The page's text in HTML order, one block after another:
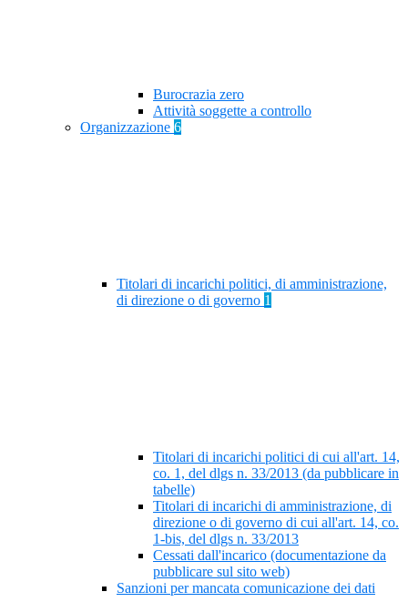
Burocrazia zero
Attività soggette a controllo
Organizzazione 6
Titolari di incarichi politici, di amministrazione,
di direzione o di governo 1
Titolari di incarichi politici di cui all'art. 14,
co. 1, del dlgs n. 33/2013 (da pubblicare in
tabelle)
Titolari di incarichi di amministrazione, di
direzione o di governo di cui all'art. 14, co.
1-bis, del dlgs n. 33/2013
Cessati dall'incarico (documentazione da
pubblicare sul sito web)
Sanzioni per mancata comunicazione dei dati